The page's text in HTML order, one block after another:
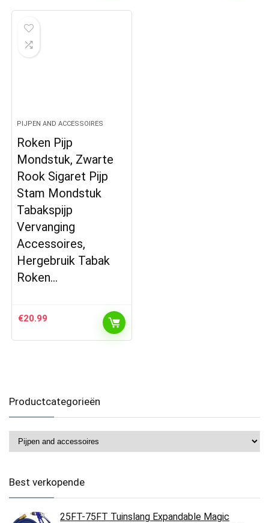
PIJPEN AND ACCESSOIRES
Roken Pijp
Mondstuk, Zwarte
Rook Sigaret Pijp
Stam Mondstuk
Tabakspijp
Vervanging
Accessoires,
Hergebruik Tabak
Roken…
€20.99
Productcategorieën
Best verkopende
25FT-75FT Tuinslang Expandable Magic